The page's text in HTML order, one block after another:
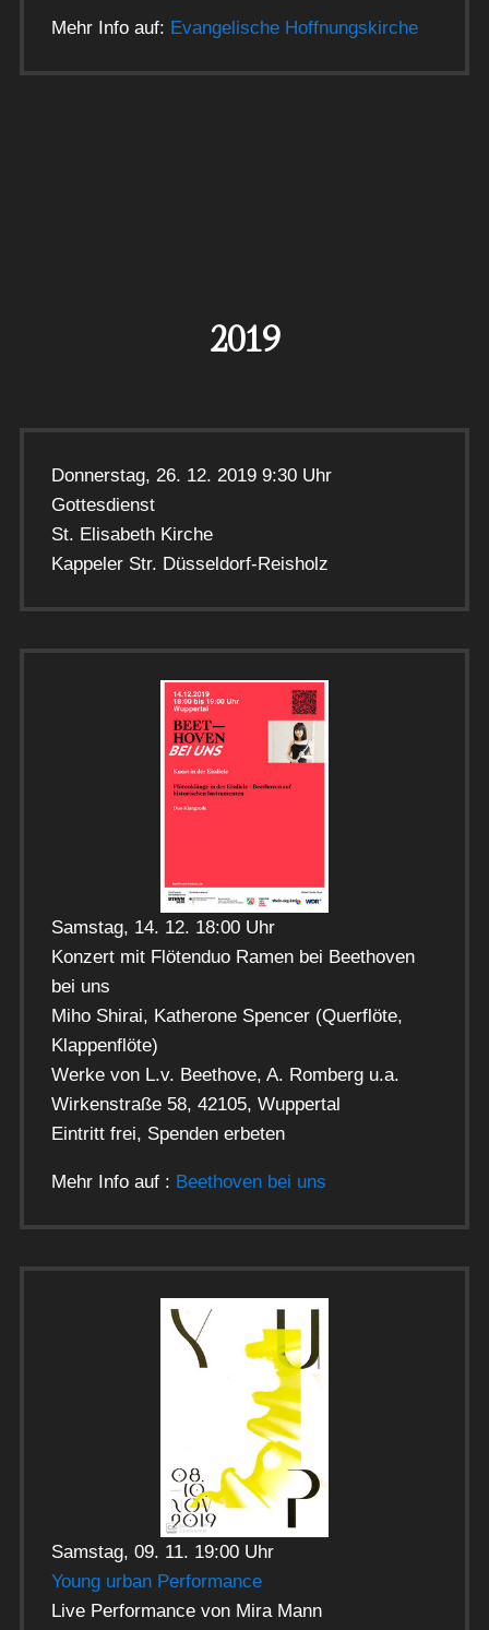
Mehr Info auf: Evangelische Hoffnungskirche
2019
Donnerstag, 26. 12. 2019 9:30 Uhr
Gottesdienst
St. Elisabeth Kirche
Kappeler Str. Düsseldorf-Reisholz
Samstag, 14. 12. 18:00 Uhr
Konzert mit Flötenduo Ramen bei Beethoven
bei uns
Miho Shirai, Katherone Spencer (Querflöte,
Klappenflöte)
Werke von L.v. Beethove, A. Romberg u.a.
Wirkenstraße 58, 42105, Wuppertal
Eintritt frei, Spenden erbeten
Mehr Info auf : Beethoven bei uns
Samstag, 09. 11. 19:00 Uhr
Young urban Performance
Live Performance von Mira Mann